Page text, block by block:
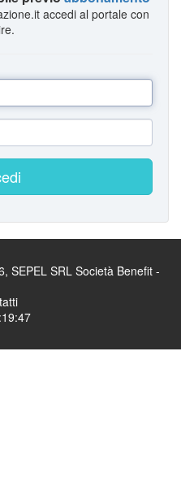
accedi al portale con
SRL Società Benefit -